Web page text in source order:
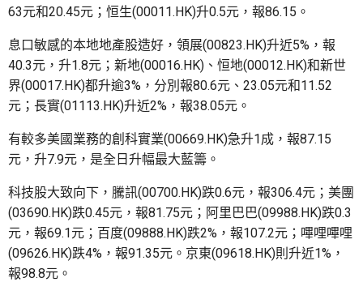
63元和20.45元；恒生(00011.HK)升0.5元，報86.15。
息口敏感的本地地產股造好，領展(00823.HK)升近5%，報
40.3元，升1.8元；新地(00016.HK)、恒地(00012.HK)和新世
界(00017.HK)都升逾3%，分別報80.6元、23.05元和11.52
元；長實(01113.HK)升近2%，報38.05元。
有較多美國業務的創科實業(00669.HK)急升1成，報87.15
元，升7.9元，是全日升幅最大藍籌。
科技股大致向下，騰訊(00700.HK)跌0.6元，報306.4元；美團
(03690.HK)跌0.45元，報81.75元；阿里巴巴(09988.HK)跌0.3
元，報69.1元；百度(09888.HK)跌2%，報107.2元；嗶哩嗶哩
(09626.HK)跌4%，報91.35元。京東(09618.HK)則升近1%，
報98.8元。